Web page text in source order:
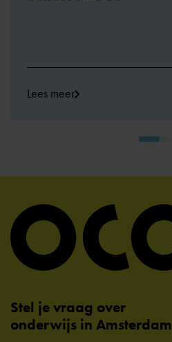
Lees meer
Stel je vraag over
onderwijs in Amsterdam